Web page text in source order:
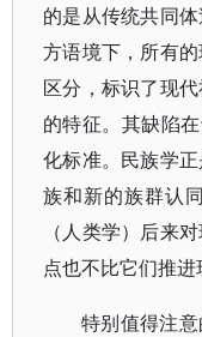
的是从传统共同
方语境下，所有
区分，标识了现
的特征。其缺陷
化标准。民族学
族和新的族群认
（人类学）后来
点也不比它们推进
特别值得注